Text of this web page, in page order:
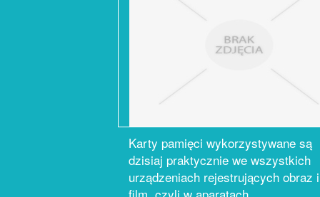
Karty pamięci wykorzystywane są
dzisiaj praktycznie we wszystkich
urządzeniach rejestrujących obraz i